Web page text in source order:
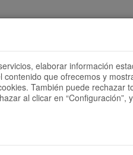
ser colaborador?
elaborar información
que ofrecemos y
También puede rechazar
al clicar en